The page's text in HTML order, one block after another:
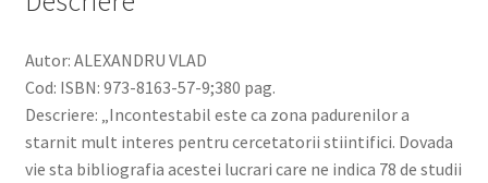
Autor: ALEXANDRU VLAD
Cod: ISBN: 973-8163-57-9;380 pag.
Descriere: „Incontestabil este ca zona padurenilor a
starnit mult interes pentru cercetatorii stiintifici. Dovada
vie sta bibliografia acestei lucrari care ne indica 78 de studii